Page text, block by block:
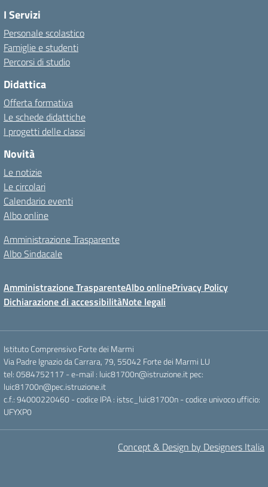
I Servizi
Personale scolastico
Famiglie e studenti
Percorsi di studio
Didattica
Offerta formativa
Le schede didattiche
I progetti delle classi
Novità
Le notizie
Le circolari
Calendario eventi
Albo online
Amministrazione Trasparente
Albo Sindacale
Amministrazione TrasparenteAlbo onlinePrivacy Policy
Dichiarazione di accessibilitàNote legali
Istituto Comprensivo Forte dei Marmi
Via Padre Ignazio da Carrara, 79, 55042 Forte dei Marmi LU
tel: 0584752117 - e-mail : luic81700n@istruzione.it pec:
luic81700n@pec.istruzione.it
c.f.: 94000220460 - codice IPA : istsc_luic81700n - codice univoco ufficio:
UFYXP0
Concept & Design by Designers Italia